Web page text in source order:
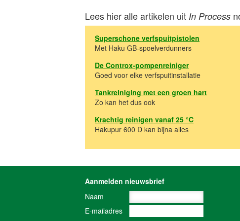
Lees hier alle artikelen uit In Process
Superschone verfspuitpistolen
Met Haku GB-spoelverdunners
De Controx-pompenreiniger
Goed voor elke verfspuitinstallatie
Tankreiniging met een groen hart
Zo kan het dus ook
Krachtig reinigen vanaf 25 °C
Hakupur 600 D kan bijna alles
Aanmelden nieuwsbrief
Naam
E-mailadres